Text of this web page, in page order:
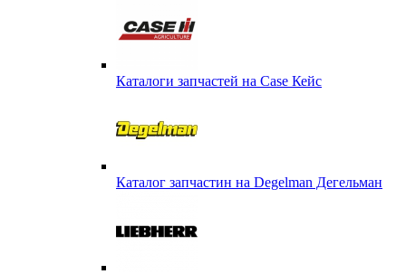
Каталоги запчастей на Case Кейс
Каталог запчастин на Degelman Дегельман